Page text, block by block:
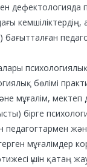
кемшіліктердің,
бөлімі
мұғалім,
бірге
педагогтармен
мұғалімдер
үшін қатаң